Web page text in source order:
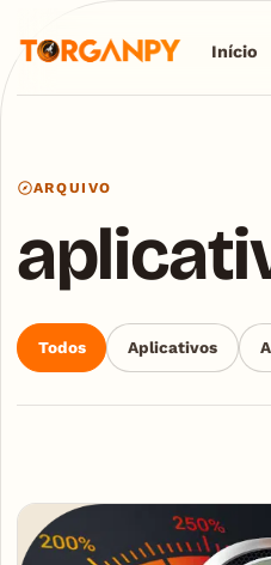
Início
ARQUIVO
Todos Aplicativos
Articles